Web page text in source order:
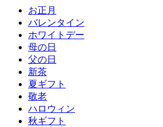
お正月
バレンタイン
ホワイトデー
母の日
父の日
新茶
夏ギフト
敬老
ハロウィン
秋ギフト